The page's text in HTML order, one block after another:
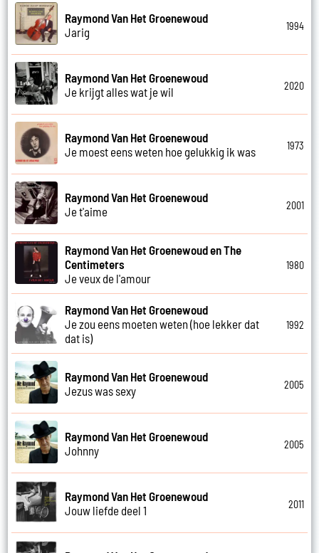
Raymond Van Het Groenewoud
Jarig
1994
Raymond Van Het Groenewoud
Je krijgt alles wat je wil
2020
Raymond Van Het Groenewoud
Je moest eens weten hoe gelukkig ik was
1973
Raymond Van Het Groenewoud
Je t'aime
2001
Raymond Van Het Groenewoud en The
Centimeters
Je veux de l'amour
1980
Raymond Van Het Groenewoud
Je zou eens moeten weten (hoe lekker dat
dat is)
1992
Raymond Van Het Groenewoud
Jezus was sexy
2005
Raymond Van Het Groenewoud
Johnny
2005
Raymond Van Het Groenewoud
Jouw liefde deel 1
2011